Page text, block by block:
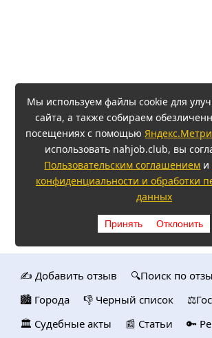
Мы используем файлы cookie для
сайта, а также собираем
посещениях с помощью
использовать nahjob.club, вы
Пользовательским соглашением и
конфиденциальности и обработки
данных
Принять Отклонить
✍️ Добавить отзыв
🔍Поиск по
🏙️ Городa
👎 Черный список
🏛️ Судебные акты
📰 Статьи 🔑